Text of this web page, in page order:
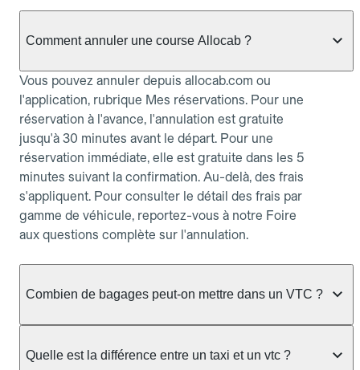
Comment annuler une course Allocab ?
Vous pouvez annuler depuis allocab.com ou
l'application, rubrique Mes réservations. Pour une
réservation à l'avance, l'annulation est gratuite
jusqu'à 30 minutes avant le départ. Pour une
réservation immédiate, elle est gratuite dans les 5
minutes suivant la confirmation. Au-delà, des frais
s'appliquent. Pour consulter le détail des frais par
gamme de véhicule, reportez-vous à notre Foire
aux questions complète sur l'annulation.
Combien de bagages peut-on mettre dans un VTC ?
réservée :
Quelle est la différence entre un taxi et un vtc ?